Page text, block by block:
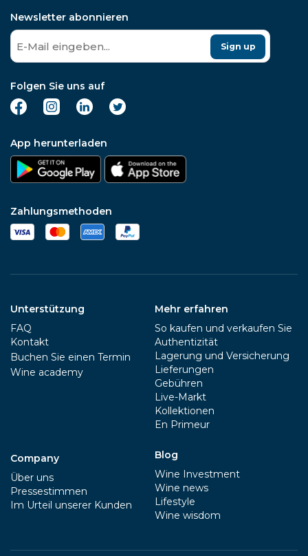
Newsletter abonnieren
Sign up
Folgen Sie uns auf
App herunterladen
Zahlungsmethoden
Unterstützung
FAQ
Kontakt
Buchen Sie einen Termin
Wine academy
Company
Über uns
Pressestimmen
Im Urteil unserer Kunden
Mehr erfahren
So kaufen und verkaufen Sie
Authentizität
Lagerung und Versicherung
Lieferungen
Gebühren
Live-Markt
Kollektionen
En Primeur
Blog
Wine Investment
Wine news
Lifestyle
Wine wisdom